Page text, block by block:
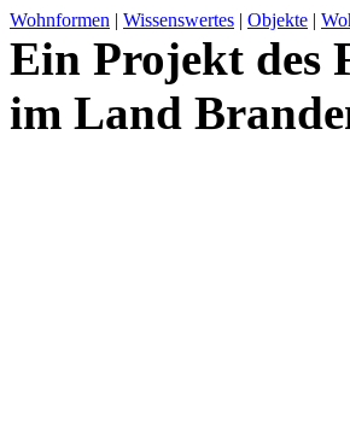
Wohnformen | Wissenswertes | Objekte |
Ein Projekt des
im Land